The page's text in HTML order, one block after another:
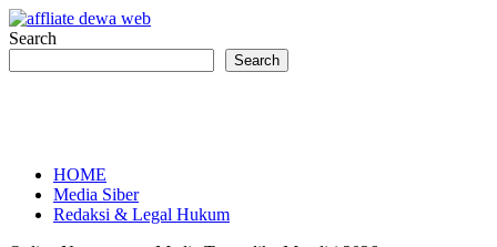
Search
Search
HOME
Media Siber
Redaksi & Legal Hukum